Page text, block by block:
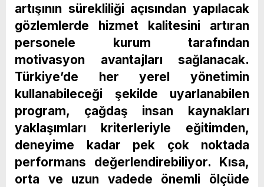
artışının sürekliliği açısından yapılacak
gözlemlerde hizmet kalitesini artıran
personele kurum tarafından
motivasyon avantajları sağlanacak.
Türkiye’de her yerel yönetimin
kullanabileceği şekilde uyarlanabilen
program, çağdaş insan kaynakları
yaklaşımları kriterleriyle eğitimden,
deneyime kadar pek çok noktada
performans değerlendirebiliyor. Kısa,
orta ve uzun vadede önemli ölçüde